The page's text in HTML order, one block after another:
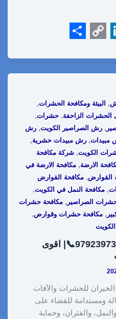
o
y
L
i
n
k
h
r
e
, البيئة ومكافحة الحشرات,
الحشرات الزاحفة,حشرات,
,رش الصراصير الكويت,رش
مبيدات,رش مبيدات حشرية,
الكويت,شركة مكافحة
الارضة,مكافحة الارضة في
القوارض,مكافحة القوارض
,مكافحة النمل في الكويت,
الصراصير ,مكافحة حشرات
,مكافحة حشرات وقوارض,
مكافحة حشرات الخيران 97923973📞| اقوى
للحشرات والآفات
ومستدامة للقضاء على
والفئران، وحماية